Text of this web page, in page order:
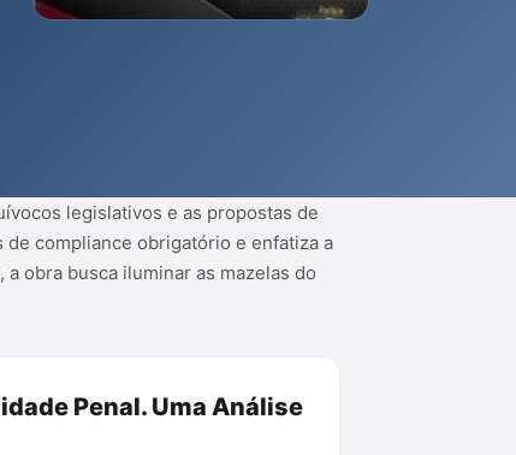
legislativos e as propostas de
compliance obrigatório e enfatiza a
obra busca iluminar as mazelas do
Penal. Uma Análise